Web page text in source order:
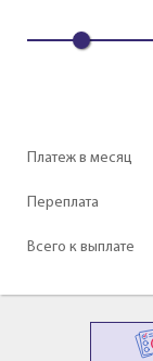
Платеж в месяц
Переплата
Всего к выплате